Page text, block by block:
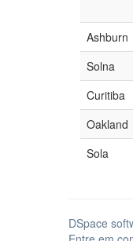
Ashburn
Solna
Curitiba
Oakland
Sola
DSpace